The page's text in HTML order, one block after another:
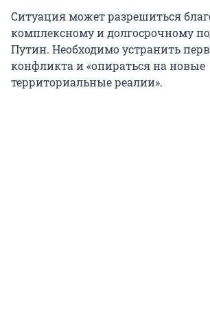
Ситуация может разрешиться
комплексному и долгосрочному
Путин. Необходимо устранить
конфликта и «опираться на новые
территориальные реалии».